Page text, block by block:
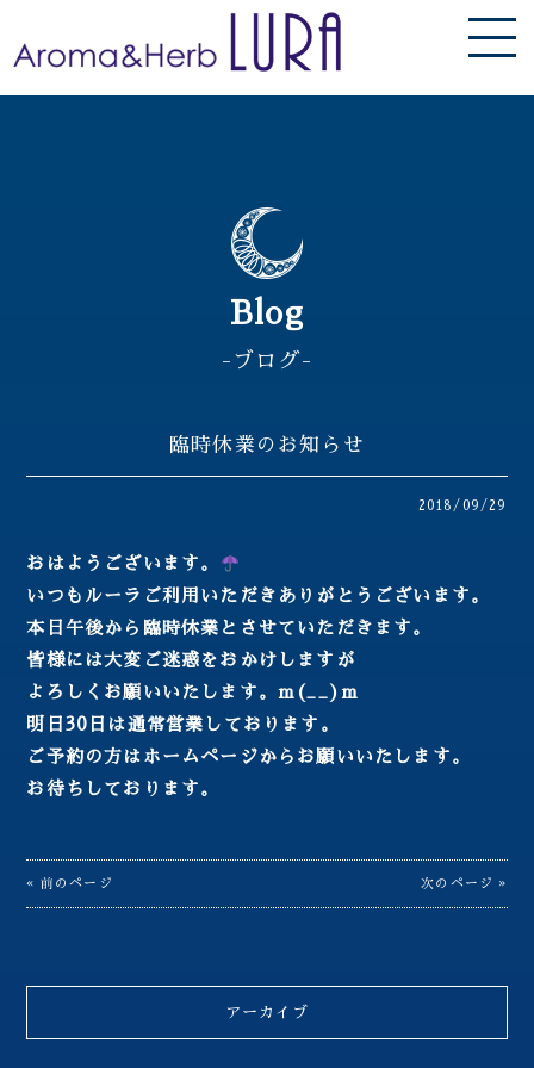
Blog
-ブログ-
臨時休業のお知らせ
2018/09/29
おはようございます。
いつもルーラご利用いただきありがとうございます。
本日午後から臨時休業とさせていただきます。
皆様には大変ご迷惑をおかけしますが
よろしくお願いいたします。m(__)m
明日30日は通常営業しております。
ご予約の方はホームページからお願いいたします。
お待ちしております。
« 前のページ 次のページ »
アーカイブ